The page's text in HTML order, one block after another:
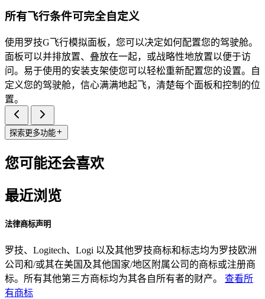
所有飞行条件可完全自定义
使用罗技G飞行模拟面板，您可以决定如何配置您的驾驶舱。
面板可以并排放置、叠放在一起，或战略性地放置以便于访
问。易于使用的安装支架使您可以轻松重新配置您的设置。自
定义您的驾驶舱，信心满满地起飞，清楚每个面板和控制的位
置。
探索更多功能
您可能还会喜欢
最近浏览
法律商标声明
罗技、Logitech、Logi 以及其他罗技商标和标志均为罗技欧洲
公司和/或其在美国及其他国家/地区附属公司的商标或注册商
标。所有其他第三方商标均为其各自所有者的财产。 查看所
有商标